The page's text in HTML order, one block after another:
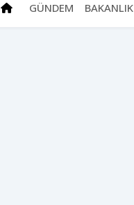
GÜNDEM BAKANLIK